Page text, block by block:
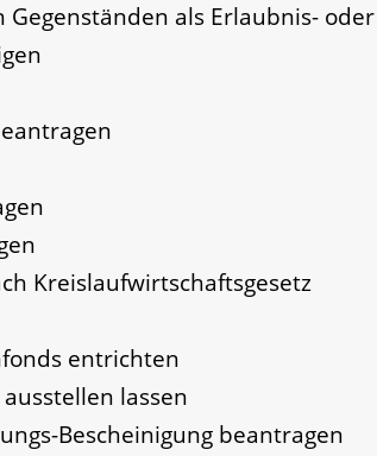
als Erlaubnis- oder
Kreislaufwirtschaftsgesetz
entrichten
lassen
Bescheinigung beantragen